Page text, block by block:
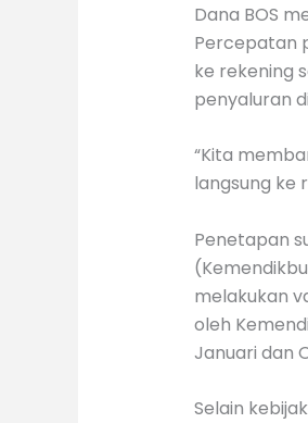
Dana BOS
Percepatan
ke rekening
penyaluran
“Kita
langsung ke
Penetapan
melakukan
oleh
Januari dan
Selain